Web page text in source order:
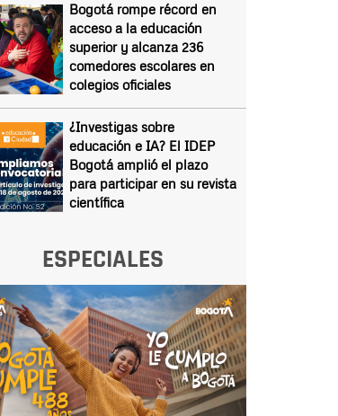
Bogotá rompe récord en
acceso a la educación
superior y alcanza 236
comedores escolares en
colegios oficiales
¿Investigas sobre
educación e IA? El IDEP
Bogotá amplió el plazo
para participar en su revista
científica
ESPECIALES